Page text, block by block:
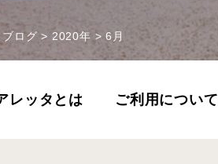
ブログ > 2020年 >6月
レッタとは ご利用について